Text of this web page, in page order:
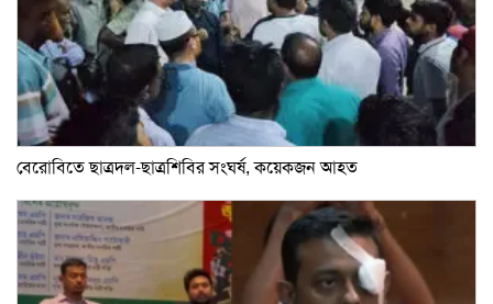
বেরোবিতে ছাত্রদল-ছাত্রশিবির সংঘর্ষ, কয়েকজন আহত